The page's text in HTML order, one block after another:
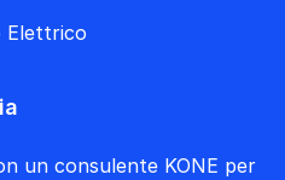
Elettrico
un consulente KONE per